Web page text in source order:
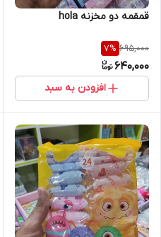
قمقمه دو مخزنه hola
695,000
7%
640,000
افزودن به سبد